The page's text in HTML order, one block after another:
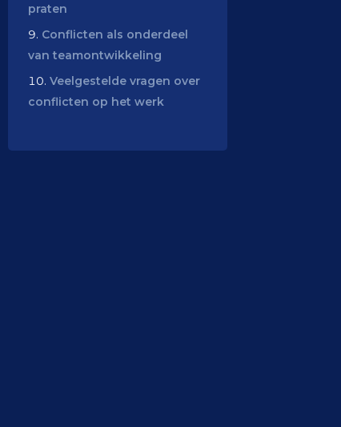
praten
Conflicten als onderdeel
van teamontwikkeling
Veelgestelde vragen over
conflicten op het werk